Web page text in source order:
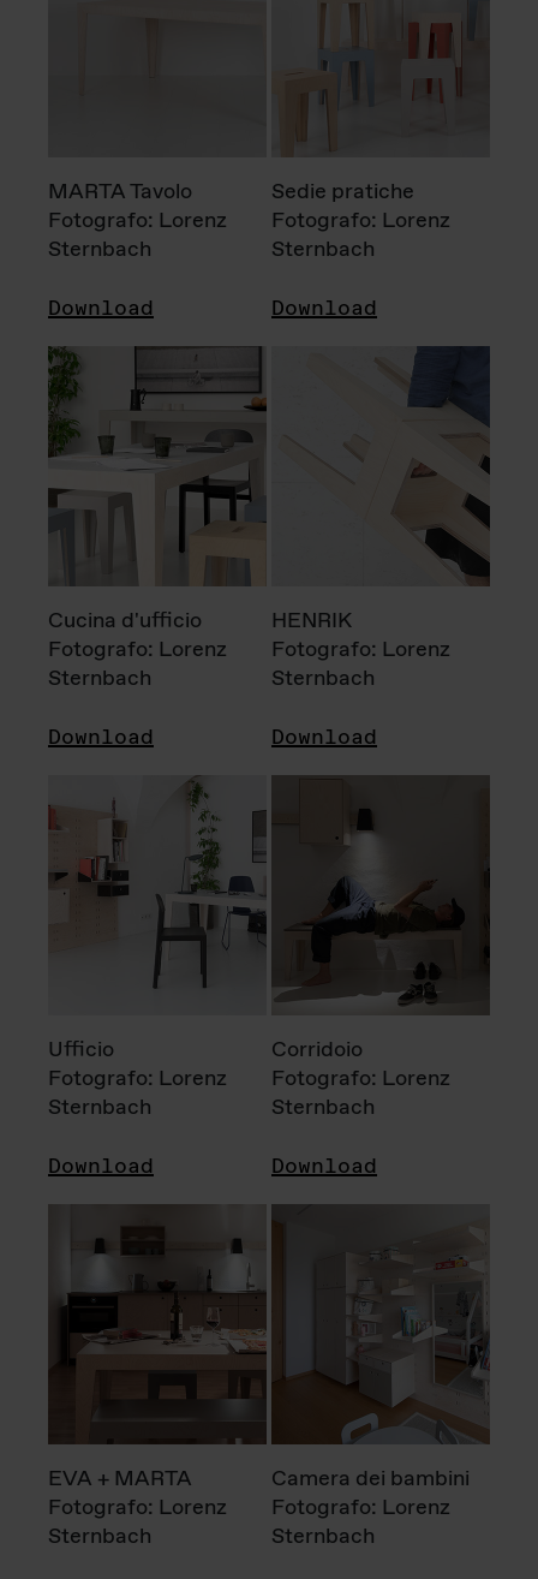
MARTA Tavolo
Fotografo: Lorenz
Sternbach
Download
Sedie pratiche
Fotografo: Lorenz
Sternbach
Download
Cucina d'ufficio
Fotografo: Lorenz
Sternbach
Download
HENRIK
Fotografo: Lorenz
Sternbach
Download
Ufficio
Fotografo: Lorenz
Sternbach
Download
Corridoio
Fotografo: Lorenz
Sternbach
Download
EVA + MARTA
Fotografo: Lorenz
Sternbach
Camera dei bambini
Fotografo: Lorenz
Sternbach